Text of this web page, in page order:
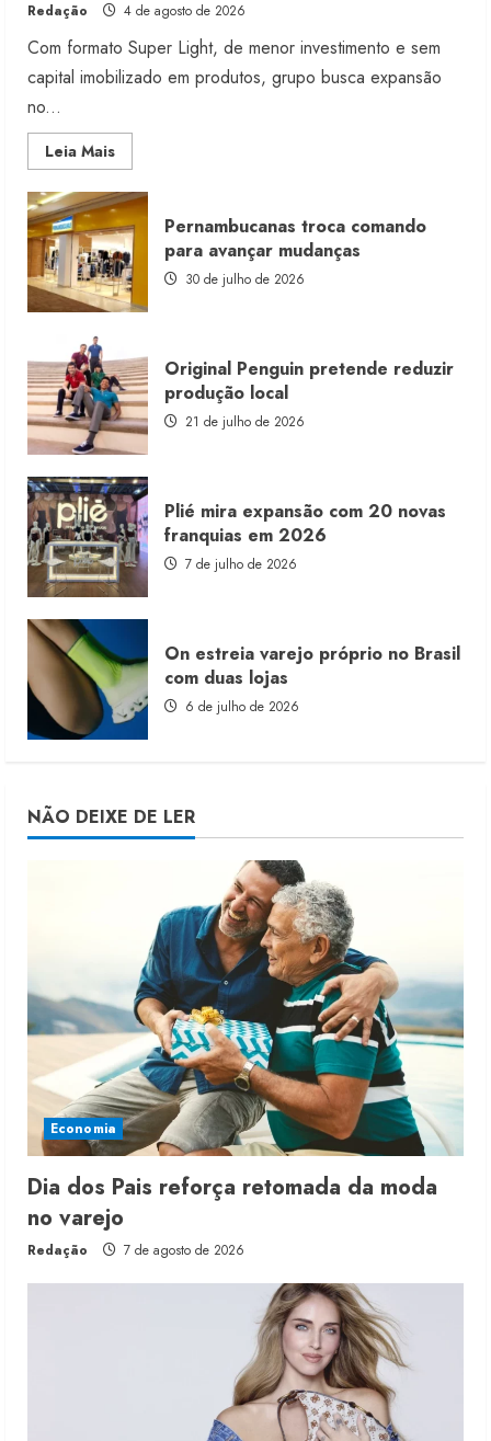
Redação 4 de agosto de 2026
Com formato Super Light, de menor investimento e sem
capital imobilizado em produtos, grupo busca expansão
no...
Leia MaisRead
more
Morena
Rosa
lança
franquia
com
estoque
consignado
Pernambucanas troca comando
para avançar mudanças
30 de julho de 2026
Original Penguin pretende reduzir
produção local
21 de julho de 2026
Plié mira expansão com 20 novas
franquias em 2026
7 de julho de 2026
On estreia varejo próprio no Brasil
com duas lojas
6 de julho de 2026
NÃO DEIXE DE LER
Economia
Dia dos Pais reforça retomada da moda
no varejo
Redação 7 de agosto de 2026